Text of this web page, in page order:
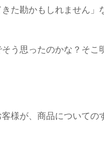
た勘かもしれません」
う思ったのかな？そこ
様が、商品についての